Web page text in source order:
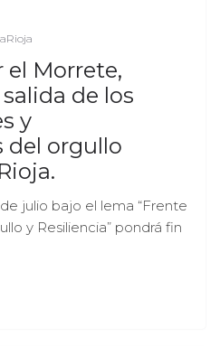
el Morrete,
de los
y
del orgullo
julio bajo el lema “Frente
y Resiliencia” pondrá fin